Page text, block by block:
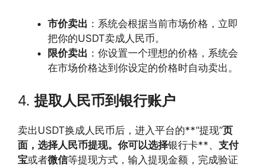
市价卖出 ：系统会根据当前市场价格，立即
把你的USDT卖成人民币。
限价卖出 ：你设置一个理想的价格，系统会
在市场价格达到你设定的价格时自动卖出。
4. 提取人民币到银行账户
卖出USDT换成人民币后，进入平台的**“提现”页
面，选择人民币提现。你可以选择银行卡**、 支付
宝或者微信等提现方式，输入提现金额，完成验证